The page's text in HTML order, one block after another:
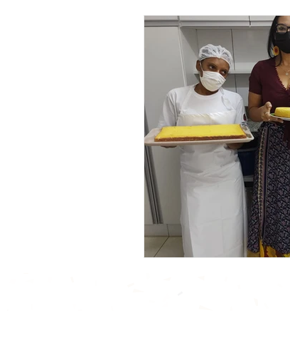
Ação Social Habitação